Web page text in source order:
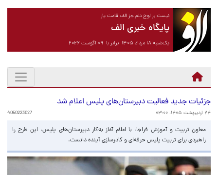
نیست بر لوح دلم جز الف قامت یار
پایگاه خبری الف
یک‌شنبه ۱۸ مرداد ۱۴۰۵ برابر با ۰۹ آگوست ۲۰۲۶
جزئیات جدید فعالیت دبیرستان‌های پلیس اعلام شد
۲۴ اردیبهشت ۱۴۰۵، ۰۳:۰۰ 4050223027
معاون تربیت و آموزش فراجا، با اعلام آغاز به‌کار دبیرستان‌های پلیس، این طرح را
راهبردی برای تربیت پلیس حرفه‌ای و کادرسازی آینده دانست.